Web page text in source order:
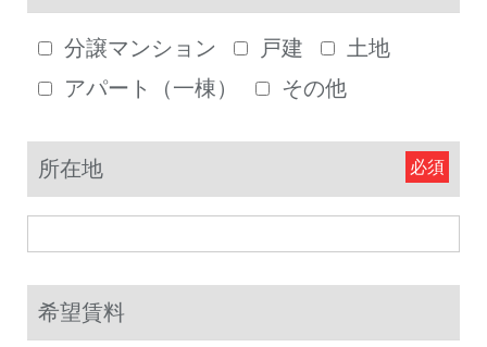
分譲マンション 戸建
土地
アパート（一棟）
その他
所在地
希望賃料